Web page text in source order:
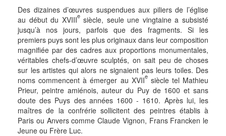
Des dizaines d’œuvres suspendues aux piliers de l’église
au début du XVIIIesiècle, seule une vingtaine a subsisté
jusqu’à nos jours, parfois que des fragments. Si les
premiers puys sont les plus originaux dans leur composition
magnifiée par des cadres aux proportions monumentales,
véritables chefs-d’œuvre sculptés, on sait peu de choses
sur les artistes qui alors ne signaient pas leurs toiles. Des
noms commencent à émerger au XVIIesiècle tel Mathieu
Prieur, peintre amiénois, auteur du Puy de 1600 et sans
doute des Puys des années 1600 - 1610. Après lui, les
maîtres de la confrérie sollicitent des peintres établis à
Paris ou Anvers comme Claude Vignon, Frans Francken le
Jeune ou Frère Luc.